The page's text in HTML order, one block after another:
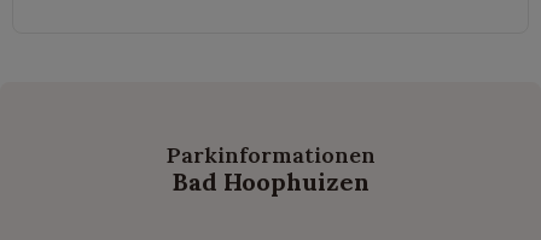
Parkinformationen
Bad Hoophuizen